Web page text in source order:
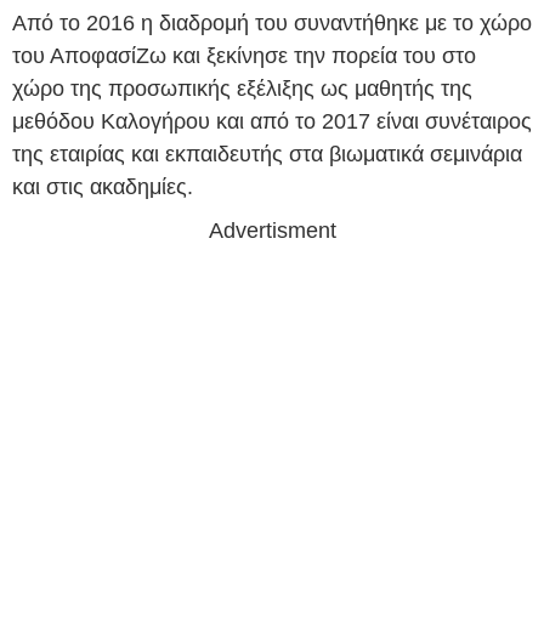
Από το 2016 η διαδρομή του συναντήθηκε με το χώρο
του ΑποφασίΖω και ξεκίνησε την πορεία του στο
χώρο της προσωπικής εξέλιξης ως μαθητής της
μεθόδου Καλογήρου και από το 2017 είναι συνέταιρος
της εταιρίας και εκπαιδευτής στα βιωματικά σεμινάρια
και στις ακαδημίες.
Advertisment